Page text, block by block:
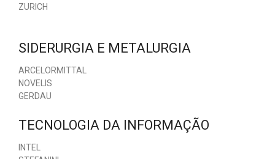
ZURICH
SIDERURGIA E METALURGIA
ARCELORMITTAL
NOVELIS
GERDAU
TECNOLOGIA DA INFORMAÇÃO
INTEL